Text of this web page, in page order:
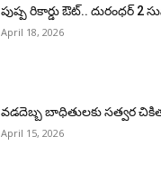
పుష్ప రికార్డు ఔట్‌.. దురంధ‌ర్ 2
April 18, 2026
వడదెబ్బ బాధితులకు సత్వర
April 15, 2026